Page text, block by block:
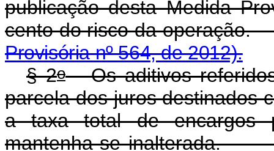
publicação desta Medida
cento do risco da
Provisória nº 564, de 2012).
§ 2oOs aditivos
parcela dos juros destinados
a taxa total de encargos
mantenha-se